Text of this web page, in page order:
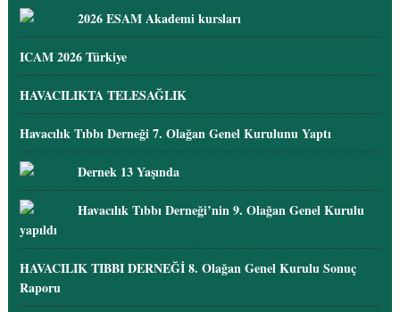
2026 ESAM Akademi kursları
ICAM 2026 Türkiye
HAVACILIKTA TELESAĞLIK
Havacılık Tıbbı Derneği 7. Olağan Genel Kurulunu Yaptı
Dernek 13 Yaşında
Havacılık Tıbbı Derneği’nin 9. Olağan Genel Kurulu
yapıldı
HAVACILIK TIBBI DERNEĞİ 8. Olağan Genel Kurulu Sonuç
Raporu